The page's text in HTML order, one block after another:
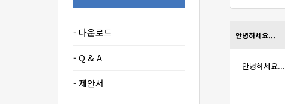
다운로드
Q & A
제안서
안녕하세요...
안녕하세요...